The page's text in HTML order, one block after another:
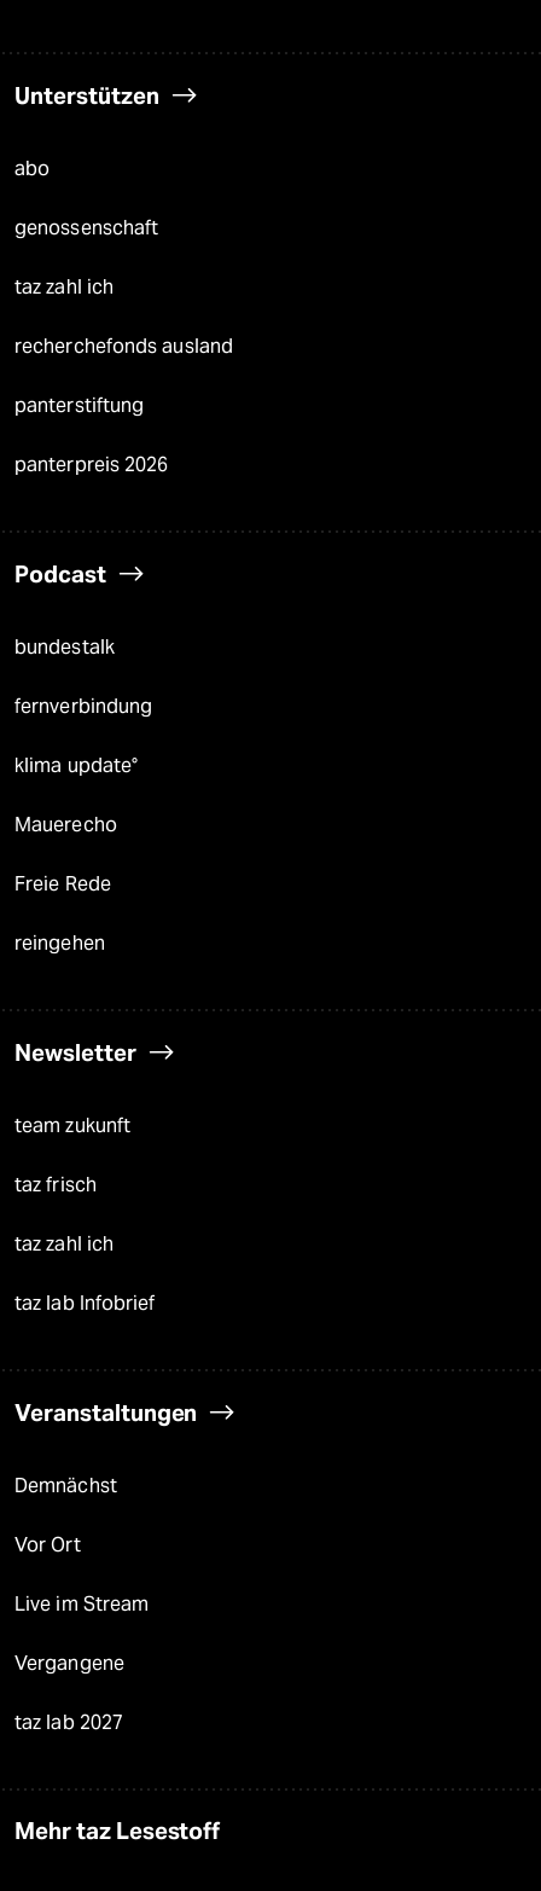
Unterstützen
abo
genossenschaft
taz zahl ich
recherchefonds ausland
panterstiftung
panterpreis 2026
Podcast
bundestalk
fernverbindung
klima update°
Mauerecho
Freie Rede
reingehen
Newsletter
team zukunft
taz frisch
taz zahl ich
taz lab Infobrief
Veranstaltungen
Demnächst
Vor Ort
Live im Stream
Vergangene
taz lab 2027
Mehr taz Lesestoff